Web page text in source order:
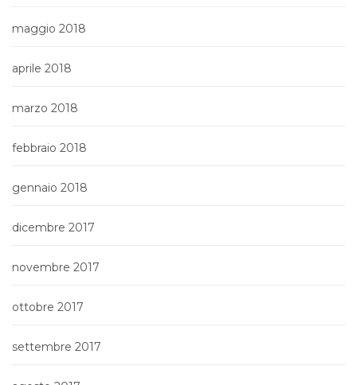
maggio 2018
aprile 2018
marzo 2018
febbraio 2018
gennaio 2018
dicembre 2017
novembre 2017
ottobre 2017
settembre 2017